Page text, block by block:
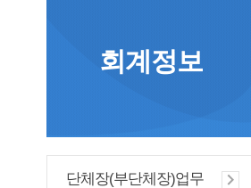
회계정보
단체장(부단체장)업무